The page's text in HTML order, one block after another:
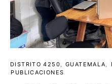
DISTRITO 4250 GUATEMALA
PUBLICACIONES